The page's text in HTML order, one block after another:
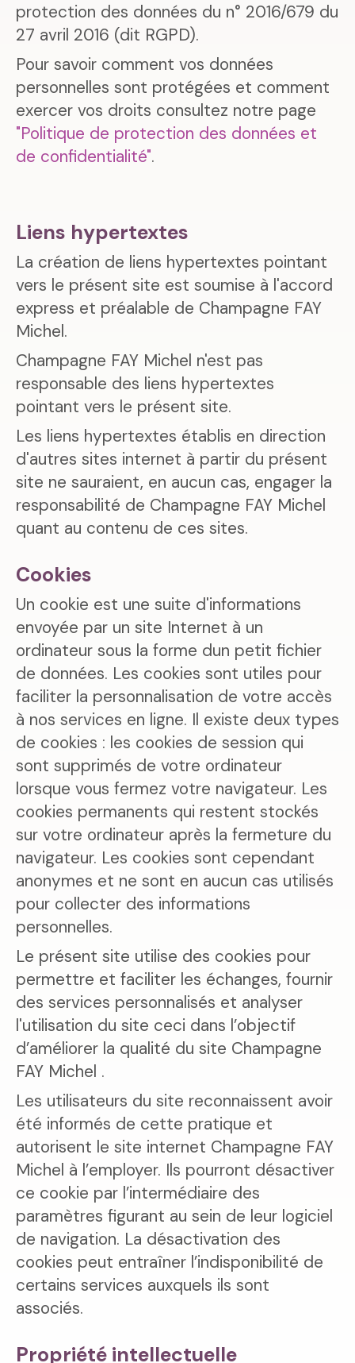
protection des données du n° 2016/679 du
27 avril 2016 (dit RGPD).
Pour savoir comment vos données
personnelles sont protégées et comment
exercer vos droits consultez notre page
"Politique de protection des données et
de confidentialité".
Liens hypertextes
La création de liens hypertextes pointant
vers le présent site est soumise à l'accord
express et préalable de Champagne FAY
Michel.
Champagne FAY Michel n'est pas
responsable des liens hypertextes
pointant vers le présent site.
Les liens hypertextes établis en direction
d'autres sites internet à partir du présent
site ne sauraient, en aucun cas, engager la
responsabilité de Champagne FAY Michel
quant au contenu de ces sites.
Cookies
Un cookie est une suite d'informations
envoyée par un site Internet à un
ordinateur sous la forme dun petit fichier
de données. Les cookies sont utiles pour
faciliter la personnalisation de votre accès
à nos services en ligne. Il existe deux types
de cookies : les cookies de session qui
sont supprimés de votre ordinateur
lorsque vous fermez votre navigateur. Les
cookies permanents qui restent stockés
sur votre ordinateur après la fermeture du
navigateur. Les cookies sont cependant
anonymes et ne sont en aucun cas utilisés
pour collecter des informations
personnelles.
Le présent site utilise des cookies pour
permettre et faciliter les échanges, fournir
des services personnalisés et analyser
l'utilisation du site ceci dans l’objectif
d’améliorer la qualité du site Champagne
FAY Michel .
Les utilisateurs du site reconnaissent avoir
été informés de cette pratique et
autorisent le site internet Champagne FAY
Michel à l’employer. Ils pourront désactiver
ce cookie par l’intermédiaire des
paramètres figurant au sein de leur logiciel
de navigation. La désactivation des
cookies peut entraîner l’indisponibilité de
certains services auxquels ils sont
associés.
Propriété intellectuelle